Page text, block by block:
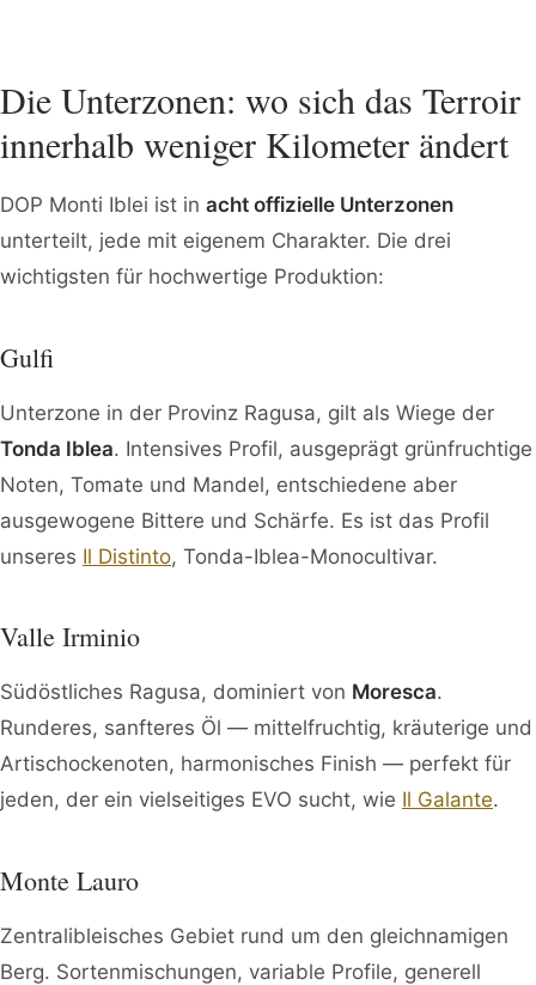
Die Unterzonen: wo sich das Terroir
innerhalb weniger Kilometer ändert
DOP Monti Iblei ist in acht offizielle Unterzonen
unterteilt, jede mit eigenem Charakter. Die drei
wichtigsten für hochwertige Produktion:
Gulfi
Unterzone in der Provinz Ragusa, gilt als Wiege der
Tonda Iblea. Intensives Profil, ausgeprägt grünfruchtige
Noten, Tomate und Mandel, entschiedene aber
ausgewogene Bittere und Schärfe. Es ist das Profil
unseres Il Distinto, Tonda-Iblea-Monocultivar.
Valle Irminio
Südöstliches Ragusa, dominiert von Moresca.
Runderes, sanfteres Öl — mittelfruchtig, kräuterige und
Artischockenoten, harmonisches Finish — perfekt für
jeden, der ein vielseitiges EVO sucht, wie Il Galante.
Monte Lauro
Zentralibleisches Gebiet rund um den gleichnamigen
Berg. Sortenmischungen, variable Profile, generell